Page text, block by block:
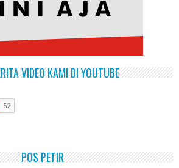
VIDEO KAMI DI YOUTUBE
POS PETIR